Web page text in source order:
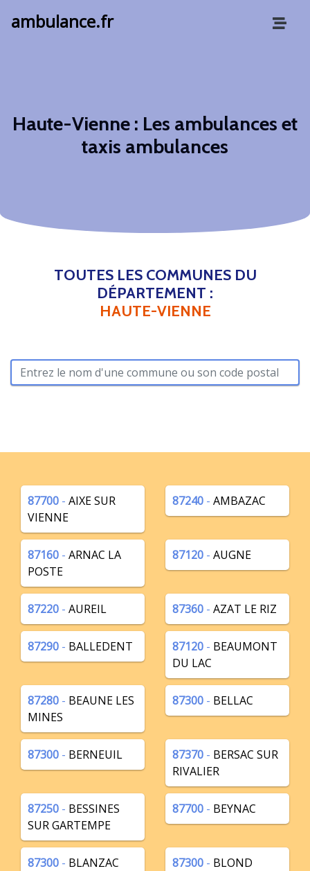
ambulance.fr
Haute-Vienne : Les ambulances et
taxis ambulances
TOUTES LES COMMUNES DU
DÉPARTEMENT :
HAUTE-VIENNE
87700 - AIXE SUR
VIENNE
87240 - AMBAZAC
87160 - ARNAC LA
POSTE
87120 - AUGNE
87220 - AUREIL 87360 - AZAT LE RIZ
87290 - BALLEDENT 87120 - BEAUMONT
DU LAC
87280 - BEAUNE LES
MINES
87300 - BELLAC
87300 - BERNEUIL 87370 - BERSAC SUR
RIVALIER
87250 - BESSINES
SUR GARTEMPE
87700 - BEYNAC
87300 - BLANZAC 87300 - BLOND